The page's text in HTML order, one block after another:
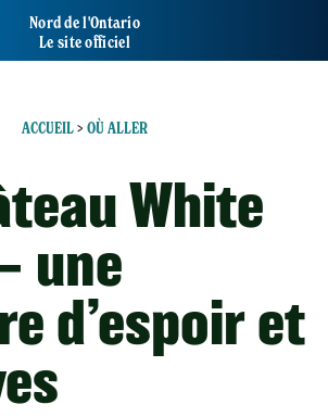
Nord de l'Ontario
Le site officiel
ACCUEIL> OÙ ALLER
White
une
d’espoir et